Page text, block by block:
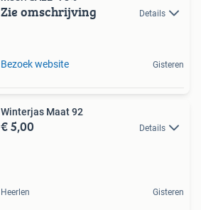
Zie omschrijving Details
Bezoek website Gisteren
Winterjas Maat 92
€ 5,00 Details
Heerlen Gisteren